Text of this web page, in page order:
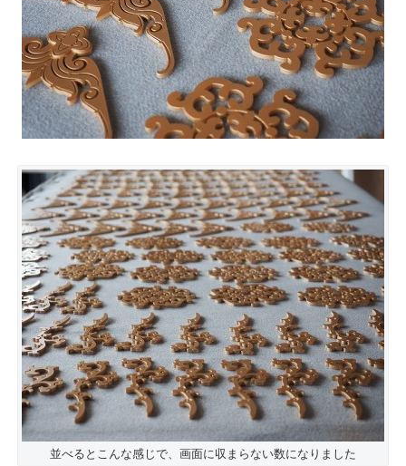
並べるとこんな感じで、画面に収まらない数になりました